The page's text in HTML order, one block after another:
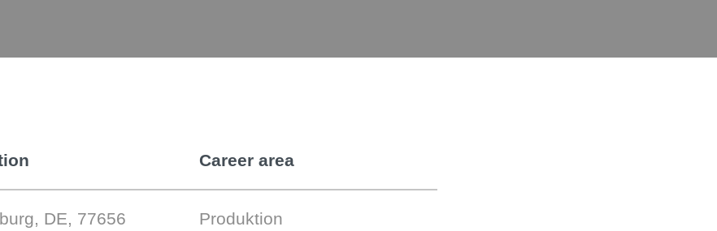
Career area
DE, 77656 Produktion